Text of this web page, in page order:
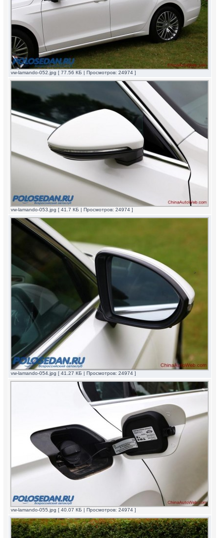
vw-lamando-052.jpg [ 77.56 КБ | Просмотров: 24974 ]
vw-lamando-053.jpg [ 41.7 КБ | Просмотров: 24974 ]
vw-lamando-054.jpg [ 41.27 КБ | Просмотров: 24974 ]
vw-lamando-055.jpg [ 40.07 КБ | Просмотров: 24974 ]